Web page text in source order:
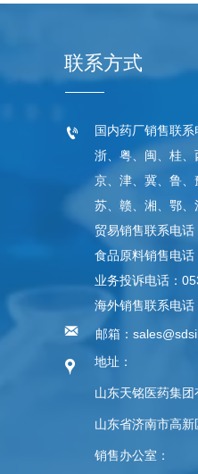
联系方式
国内药厂销售联系
浙、粤、闽、桂
京、津、冀、鲁
苏、赣、湘、鄂
贸易销售联系电
食品原料销售电
业务投诉电话：
海外销售联系电
地址：
山东天铭医药集团
山东省济南市高
销售办公室：



邮箱：